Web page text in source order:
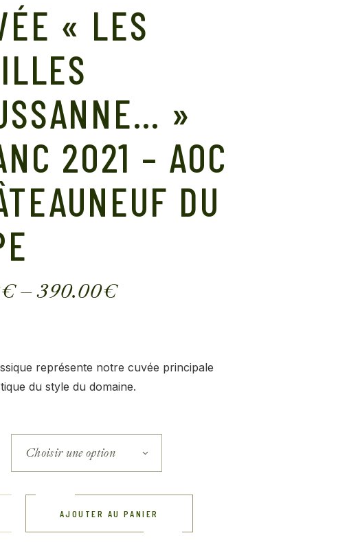
« LES
»
2021 – AOC
DU
€–390.00€
représente notre cuvée principale
du style du domaine.
Choisir une option
AJOUTER AU PANIER